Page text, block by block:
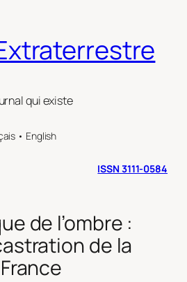
qui existe
• English
ISSN 3111-0584
de l’ombre :
de la
France